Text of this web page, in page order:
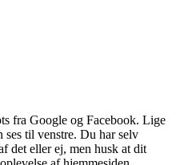
fra Google og Facebook. Lige
til venstre. Du har selv
det eller ej, men husk at dit